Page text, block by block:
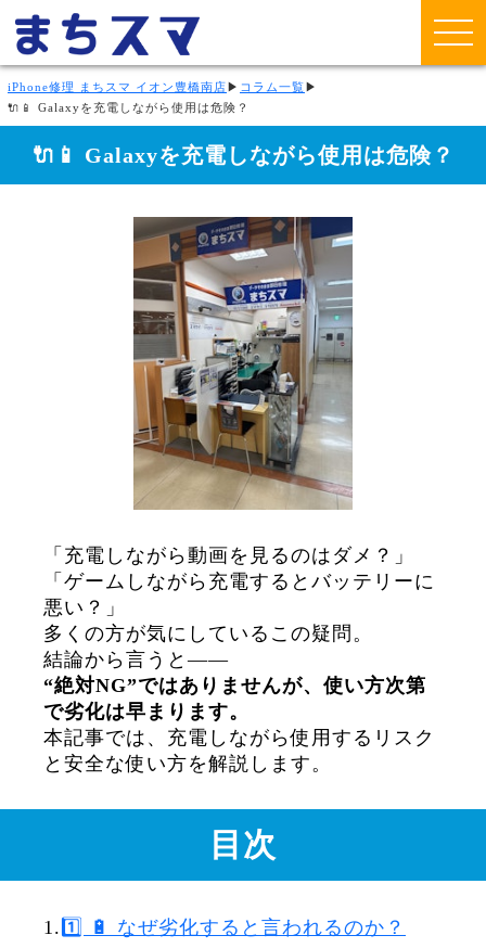
iPhone修理 まちスマ イオン豊橋南店 ▶ コラム一覧 ▶
🔌📱 Galaxyを充電しながら使用は危険？
🔌📱 Galaxyを充電しながら使用は危険？
「充電しながら動画を見るのはダメ？」
「ゲームしながら充電するとバッテリーに
悪い？」
多くの方が気にしているこの疑問。
結論から言うと――
“絶対NG”ではありませんが、使い方次第
で劣化は早まります。
本記事では、充電しながら使用するリスク
と安全な使い方を解説します。
目次
1. 1️⃣ 🔋 なぜ劣化すると言われるのか？